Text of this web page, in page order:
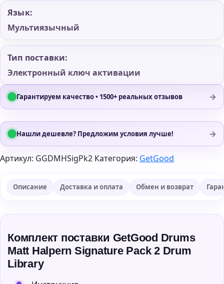
Язык:
Мультиязычный
Тип поставки:
Электронный ключ активации
Гарантируем качество • 1500+ реальных отзывов →
Нашли дешевле? Предложим условия лучше! →
Артикул: GGDMHSigPk2 Категория: GetGood
Описание Доставка и оплата Обмен и возврат
Комплект поставки GetGood Drums
Matt Halpern Signature Pack 2 Drum
Library